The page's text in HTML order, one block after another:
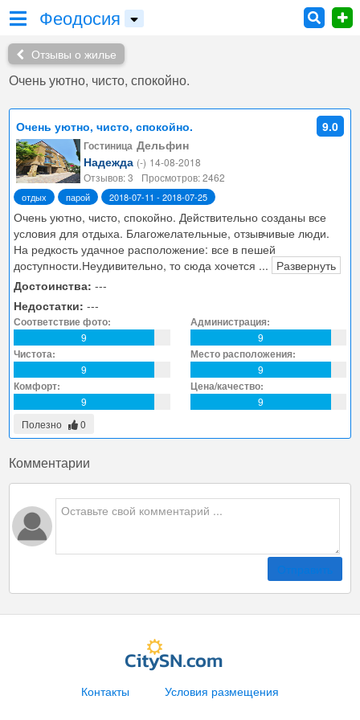
Феодосия
Отзывы о жилье
Очень уютно, чисто, спокойно.
Очень уютно, чисто, спокойно. 9.0
Гостиница Дельфин
Надежда (-) 14-08-2018
Отзывов: 3
Просмотров: 2462
отдых парой 2018-07-11 - 2018-07-25
Очень уютно, чисто, спокойно. Действительно созданы все
условия для отдыха. Благожелательные, отзывчивые люди.
На редкость удачное расположение: все в пешей
доступности.Неудивительно, то сюда хочется ... Развернуть
Достоинства: ---
Недостатки: ---
Соответствие фото:
9
Администрация:
9
Чистота:
9
Место расположения:
9
Комфорт:
9
Цена/качество:
9
Полезно
0
Комментарии
Отправить
Контакты
Условия размещения